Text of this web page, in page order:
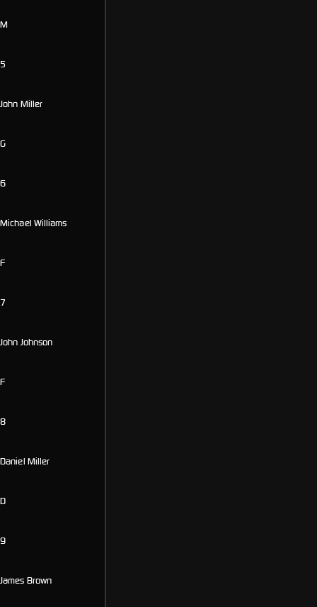
M
5
John Miller
G
6
Michael Williams
F
7
John Johnson
F
8
Daniel Miller
D
9
James Brown